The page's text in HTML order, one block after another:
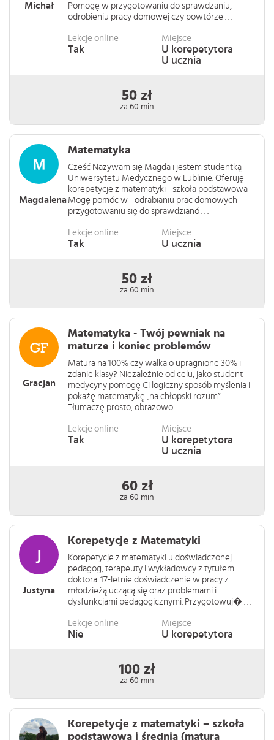
Michał
Pomogę w przygotowaniu do sprawdzaniu,
odrobieniu pracy domowej czy powtórze . . .
Lekcje online
Tak
Miejsce
U korepetytora
U ucznia
50 zł
za 60 min
Magdalena
Matematyka
Cześć Nazywam się Magda i jestem studentką
Uniwersytetu Medycznego w Lublinie. Oferuję
korepetycje z matematyki - szkoła podstawowa
Mogę pomóc w - odrabianiu prac domowych -
przygotowaniu się do sprawdzianó . . .
Lekcje online
Tak
Miejsce
U ucznia
50 zł
za 60 min
Gracjan
Matematyka - Twój pewniak na
maturze i koniec problemów
Matura na 100% czy walka o upragnione 30% i
zdanie klasy? Niezależnie od celu, jako student
medycyny pomogę Ci logiczny sposób myślenia i
pokażę matematykę „na chłopski rozum”.
Tłumaczę prosto, obrazowo . . .
Lekcje online
Tak
Miejsce
U korepetytora
U ucznia
60 zł
za 60 min
Justyna
Korepetycje z Matematyki
Korepetycje z matematyki u doświadczonej
pedagog, terapeuty i wykładowcy z tytułem
doktora. 17-letnie doświadczenie w pracy z
młodzieżą uczącą się oraz problemami i
dysfunkcjami pedagogicznymi. Przygotowuj� . . .
Lekcje online
Nie
Miejsce
U korepetytora
100 zł
za 60 min
Korepetycje z matematyki – szkoła
podstawowa i średnia (matura